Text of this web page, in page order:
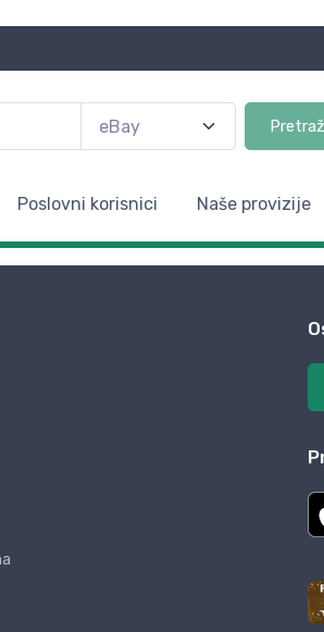
Poslovni korisnici Naše provizije